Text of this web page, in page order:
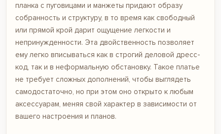
планка с пуговицами и манжеты придают образу
собранность и структуру, в то время как свободный
или прямой крой дарит ощущение легкости и
непринужденности. Эта двойственность позволяет
ему легко вписываться как в строгий деловой дресс-
код, так и в неформальную обстановку. Такое платье
не требует сложных дополнений, чтобы выглядеть
самодостаточно, но при этом оно открыто к любым
аксессуарам, меняя свой характер в зависимости от
вашего настроения и планов.